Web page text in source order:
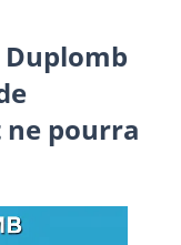
pourra